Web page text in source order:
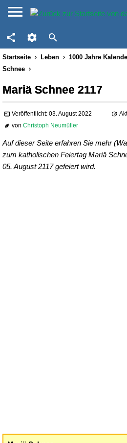
Startseite Leben 1000 Jahre
Schnee
Mariä Schnee 2117
Veröffentlicht: 03. August 2022
vonChristoph Neumüller
Auf dieser Seite erfahren Sie mehr
zum katholischen Feiertag Mariä
05. August 2117 gefeiert wird.